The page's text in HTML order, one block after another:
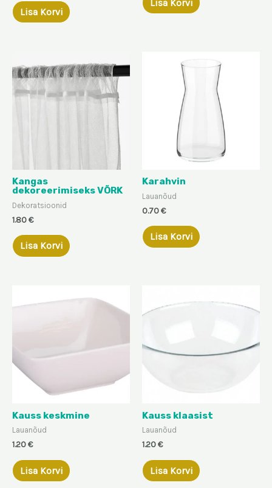
Lisa Korvi
Lisa Korvi
Kangas
dekoreerimiseks VÕRK
Dekoratsioonid
1.80€
Lisa Korvi
Karahvin
Lauanõud
0.70€
Lisa Korvi
Kauss keskmine
Lauanõud
1.20€
Lisa Korvi
Kauss klaasist
Lauanõud
1.20€
Lisa Korvi